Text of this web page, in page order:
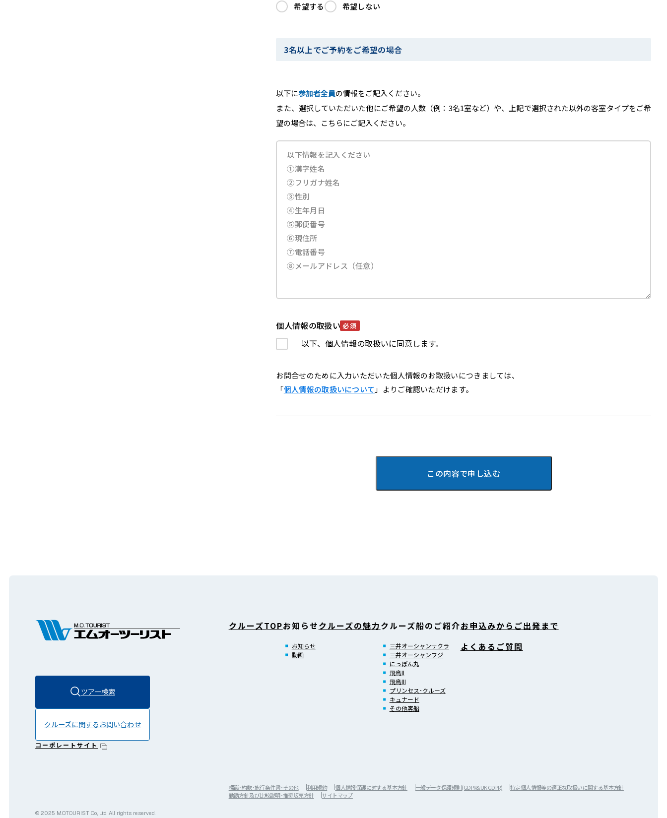
希望する 希望しない
3名以上でご予約をご希望の場合
以下に参加者全員の情報をご記入ください。
また、選択していただいた他にご希望の人数（例：3名1室など）や、上記で選択された以外の客室タイプをご希
望の場合は、こちらにご記入ください。
個人情報の取扱い 必須
以下、個人情報の取扱いに同意します。
お問合せのために入力いただいた個人情報のお取扱いにつきましては、
「個人情報の取扱いについて 」よりご確認いただけます。
ツアー検索
クルーズに関する お問い合わせ
コーポレートサイト
クルーズTOPお知らせ
お知らせ
動画
クルーズの魅力クルーズ船のご紹介
三井オーシャンサクラ
三井オーシャンフジ
にっぽん丸
飛鳥II
飛鳥III
プリンセス･クルーズ
キュナード
その他客船
お申込みからご出発まで
よくあるご質問
標識･約款･旅行条件書･その他 利用規約 個人情報保護に対する基本方針 一般データ保護規則(GDPR&UK GDPR)
特定個人情報等の適正な取扱いに関する基本方針
勧誘方針及び比較説明･推奨販売方針
サイトマップ
© 2025 M.O.TOURIST Co., Ltd. All rights reserved.